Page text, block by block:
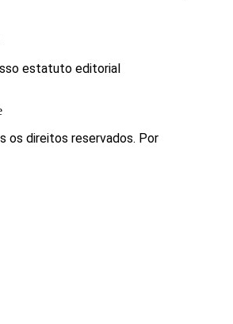
estatuto editorial
os direitos reservados. Por